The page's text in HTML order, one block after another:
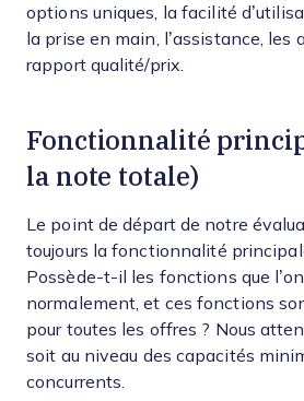
options uniques, la facilité
la prise en main, l’assistance, les
rapport qualité/prix.
Fonctionnalité
la note totale)
Le point de départ de notre
toujours la fonctionnalité principale
Possède-t-il les fonctions que
normalement, et ces fonctions
pour toutes les offres ? Nous
soit au niveau des capacités
concurrents.